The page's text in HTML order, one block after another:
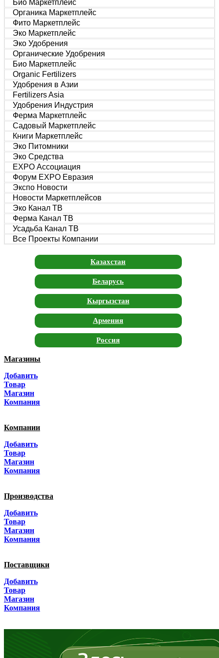
Био Маркетплейс
Органика Маркетплейс
Фито Маркетплейс
Эко Маркетплейс
Эко Удобрения
Органические Удобрения
Био Маркетплейс
Organic Fertilizers
Удобрения в Азии
Fertilizers Asia
Удобрения Индустрия
Ферма Маркетплейс
Садовый Маркетплейс
Книги Маркетплейс
Эко Питомники
Эко Средства
EXPO Ассоциация
Форум EXPO Евразия
Экспо Новости
Новости Маркетплейсов
Эко Канал ТВ
Ферма Канал ТВ
Усадьба Канал ТВ
Все Проекты Компании
Казахстан
Беларусь
Кыргызстан
Армения
Россия
Волгоградская область
Вологодская область
Магазины
Добавить
Товар
Магазин
Компания
Компании
Добавить
Товар
Магазин
Компания
Производства
Добавить
Товар
Магазин
Компания
Поставщики
Добавить
Товар
Магазин
Компания